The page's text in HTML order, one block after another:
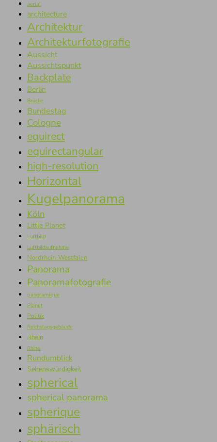
aerial
architecture
Architektur
Architekturfotografie
Aussicht
Aussichtspunkt
Backplate
Berlin
Brücke
Bundestag
Cologne
equirect
equirectangular
high-resolution
Horizontal
Kugelpanorama
Köln
Little Planet
Luftbild
Luftbildaufnahme
Nordrhein-Westfalen
Panorama
Panoramafotografie
panoramique
Planet
Politik
Reichstagsgebäude
Rhein
Rhine
Rundumblick
Sehenswürdigkeit
spherical
spherical panorama
spherique
sphärisch